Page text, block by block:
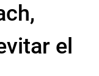
el